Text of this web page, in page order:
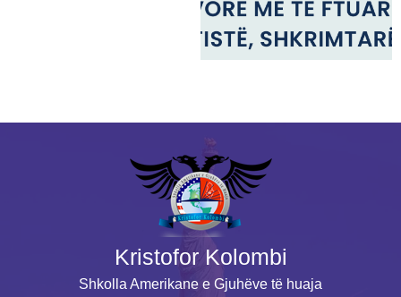
Kristofor Kolombi
Shkolla Amerikane e Gjuhëve të huaja